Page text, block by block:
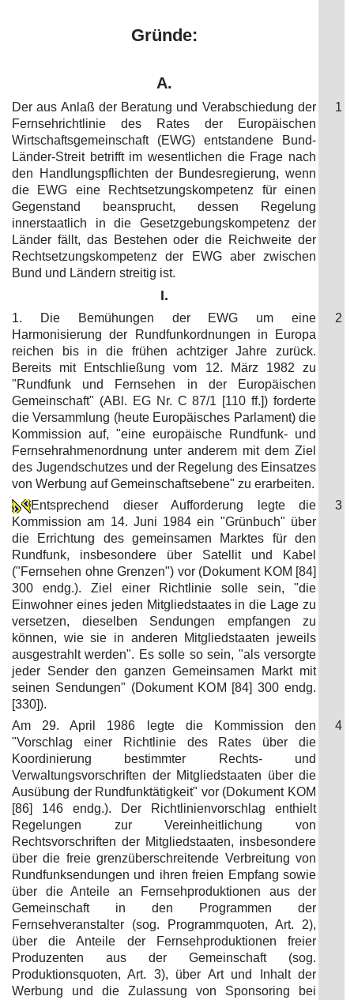
Gründe:
A.
Der aus Anlaß der Beratung und Verabschiedung der
Fernsehrichtlinie des Rates der Europäischen
Wirtschaftsgemeinschaft (EWG) entstandene Bund-
Länder-Streit betrifft im wesentlichen die Frage nach
den Handlungspflichten der Bundesregierung, wenn
die EWG eine Rechtsetzungskompetenz für einen
Gegenstand beansprucht, dessen Regelung
innerstaatlich in die Gesetzgebungskompetenz der
Länder fällt, das Bestehen oder die Reichweite der
Rechtsetzungskompetenz der EWG aber zwischen
Bund und Ländern streitig ist.
1
I.
1. Die Bemühungen der EWG um eine
Harmonisierung der Rundfunkordnungen in Europa
reichen bis in die frühen achtziger Jahre zurück.
Bereits mit Entschließung vom 12. März 1982 zu
"Rundfunk und Fernsehen in der Europäischen
Gemeinschaft" (ABl. EG Nr. C 87/1 [110 ff.]) forderte
die Versammlung (heute Europäisches Parlament) die
Kommission auf, "eine europäische Rundfunk- und
Fernsehrahmenordnung unter anderem mit dem Ziel
des Jugendschutzes und der Regelung des Einsatzes
von Werbung auf Gemeinschaftsebene" zu erarbeiten.
2
Entsprechend dieser Aufforderung legte die
Kommission am 14. Juni 1984 ein "Grünbuch" über
die Errichtung des gemeinsamen Marktes für den
Rundfunk, insbesondere über Satellit und Kabel
("Fernsehen ohne Grenzen") vor (Dokument KOM [84]
300 endg.). Ziel einer Richtlinie solle sein, "die
Einwohner eines jeden Mitgliedstaates in die Lage zu
versetzen, dieselben Sendungen empfangen zu
können, wie sie in anderen Mitgliedstaaten jeweils
ausgestrahlt werden". Es solle so sein, "als versorgte
jeder Sender den ganzen Gemeinsamen Markt mit
seinen Sendungen" (Dokument KOM [84] 300 endg.
[330]).
3
Am 29. April 1986 legte die Kommission den
"Vorschlag einer Richtlinie des Rates über die
Koordinierung bestimmter Rechts- und
Verwaltungsvorschriften der Mitgliedstaaten über die
Ausübung der Rundfunktätigkeit" vor (Dokument KOM
[86] 146 endg.). Der Richtlinienvorschlag enthielt
Regelungen zur Vereinheitlichung von
Rechtsvorschriften der Mitgliedstaaten, insbesondere
über die freie grenzüberschreitende Verbreitung von
Rundfunksendungen und ihren freien Empfang sowie
über die Anteile an Fernsehproduktionen aus der
Gemeinschaft in den Programmen der
Fernsehveranstalter (sog. Programmquoten, Art. 2),
über die Anteile der Fernsehproduktionen freier
Produzenten aus der Gemeinschaft (sog.
Produktionsquoten, Art. 3), über Art und Inhalt der
Werbung und die Zulassung von Sponsoring bei
4